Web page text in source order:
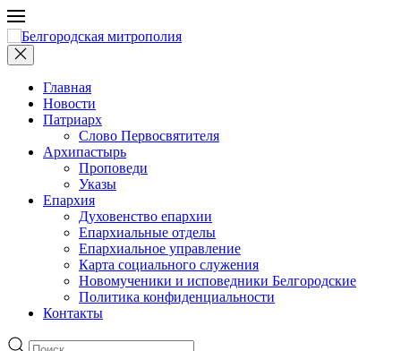
Главная
Новости
Патриарх
Слово Первосвятителя
Архипастырь
Проповеди
Указы
Епархия
Духовенство епархии
Епархиальные отделы
Епархиальное управление
Карта социального служения
Новомученики и исповедники Белгородские
Политика конфиденциальности
Контакты